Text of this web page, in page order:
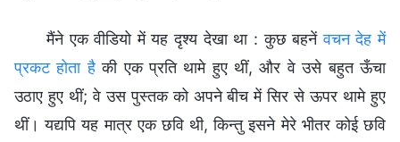
मैंने एक वीडियो में यह दृश्य देखा था : कुछ बहनेंवचन देह में
प्रकट होता हैकी एक प्रति थामे हुए थीं, और वे उसे बहुत ऊँचा
उठाए हुए थीं; वे उस पुस्तक को अपने बीच में सिर से ऊपर थामे हुए
थीं। यद्यपि यह मात्र एक छवि थी, किन्तु इसने मेरे भीतर कोई छवि